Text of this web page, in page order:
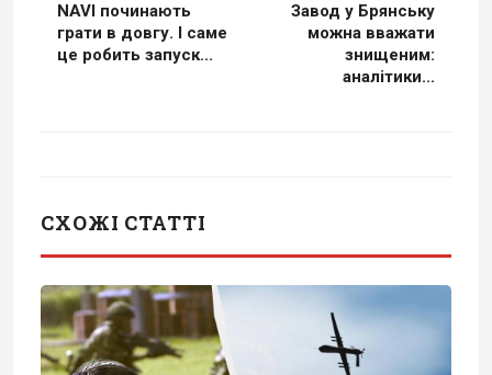
NAVI починають
грати в довгу. І саме
це робить запуск...
Завод у Брянську
можна вважати
знищеним:
аналітики...
СХОЖІ СТАТТІ